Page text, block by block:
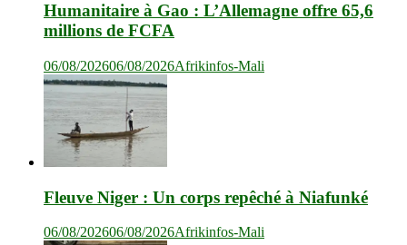
Humanitaire à Gao : L’Allemagne offre 65,6
millions de FCFA
06/08/202606/08/2026Afrikinfos-Mali
Fleuve Niger : Un corps repêché à Niafunké
06/08/202606/08/2026Afrikinfos-Mali